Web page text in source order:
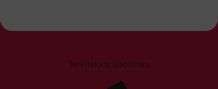
Tehniskais sponsors